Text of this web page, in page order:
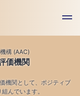
構 (AAC)
価機関
機関として、ポジティブ
んでいます。